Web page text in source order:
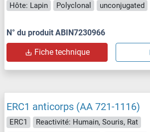
Hôte: Lapin
Polyclonal unconjugated
N° du produit ABIN7230966
Fiche technique
ERC1 anticorps (AA 721-1116)
ERC1
Reactivité: Humain, Souris, Rat